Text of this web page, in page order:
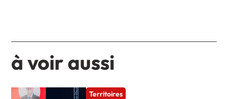
à voir aussi
Territoires